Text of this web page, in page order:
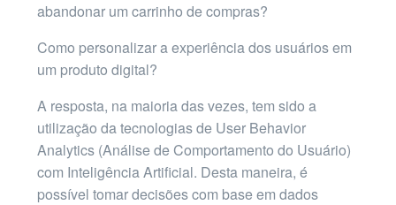
abandonar um carrinho de compras?
Como personalizar a experiência dos usuários em
um produto digital?
A resposta, na maioria das vezes, tem sido a
utilização da tecnologias de User Behavior
Analytics (Análise de Comportamento do Usuário)
com Inteligência Artificial. Desta maneira, é
possível tomar decisões com base em dados